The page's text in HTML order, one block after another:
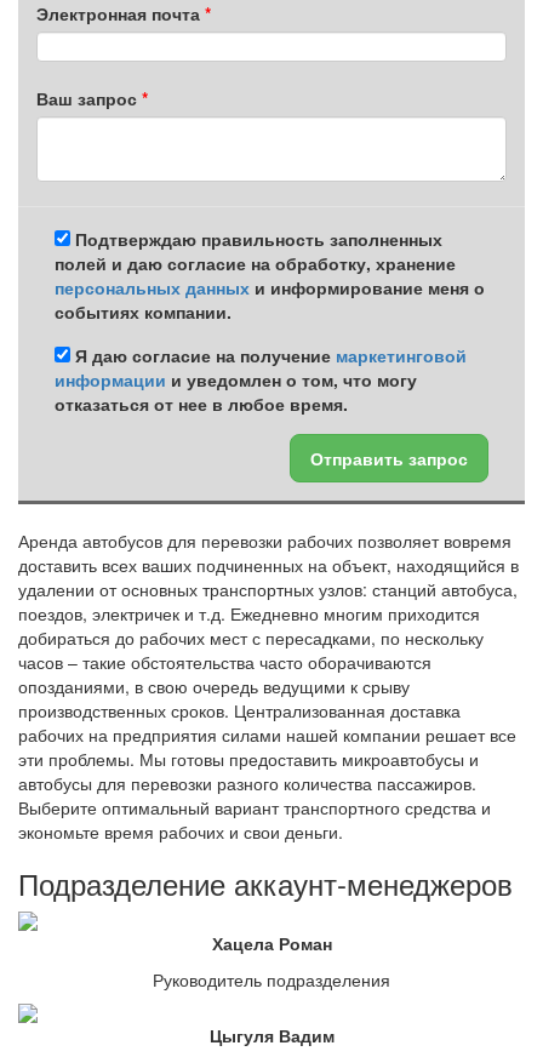
Электронная почта
Ваш запрос
Подтверждаю правильность заполненных
полей и даю согласие на обработку, хранение
персональных данных и информирование меня о
событиях компании.
Я даю согласие на получение маркетинговой
информации и уведомлен о том, что могу
отказаться от нее в любое время.
Отправить запрос
Аренда автобусов для перевозки рабочих позволяет вовремя
доставить всех ваших подчиненных на объект, находящийся в
удалении от основных транспортных узлов: станций автобуса,
поездов, электричек и т.д. Ежедневно многим приходится
добираться до рабочих мест с пересадками, по нескольку
часов – такие обстоятельства часто оборачиваются
опозданиями, в свою очередь ведущими к срыву
производственных сроков. Централизованная доставка
рабочих на предприятия силами нашей компании решает все
эти проблемы. Мы готовы предоставить микроавтобусы и
автобусы для перевозки разного количества пассажиров.
Выберите оптимальный вариант транспортного средства и
экономьте время рабочих и свои деньги.
Подразделение аккаунт-менеджеров
Хацела Роман
Руководитель подразделения
Цыгуля Вадим